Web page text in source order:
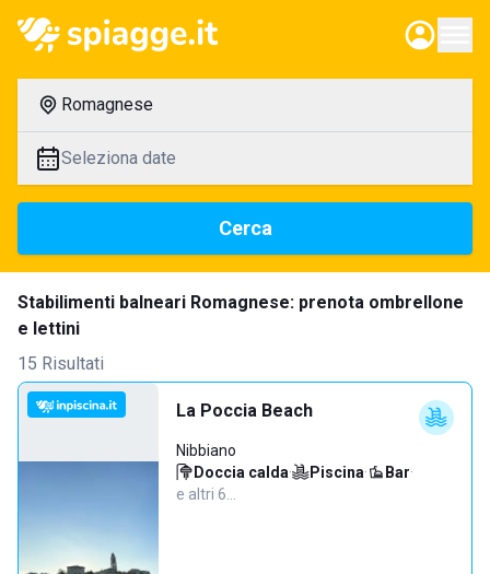
Romagnese
Seleziona date
Cerca
Stabilimenti balneari Romagnese: prenota ombrellone
e lettini
15 Risultati
La Poccia Beach
Nibbiano
Doccia calda· Piscina· Bar·
e altri 6…